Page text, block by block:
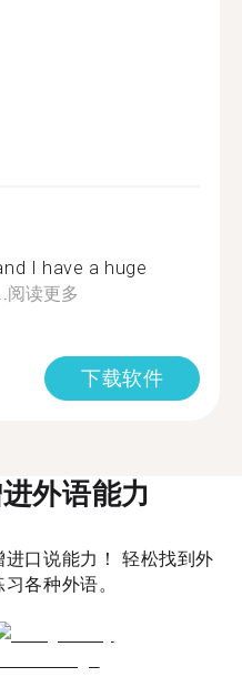
I have a huge
阅读更多
下载软件
外语能力
口说能力！ 轻松找到外
各种外语。